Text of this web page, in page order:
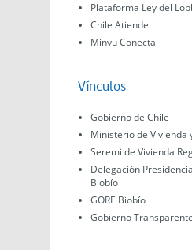
Plataforma Ley del
Chile Atiende
Minvu Conecta
Vínculos
Gobierno de Chile
Ministerio de Vivienda
Seremi de Vivienda
Delegación
Biobío
GORE Biobío
Gobierno Transparente